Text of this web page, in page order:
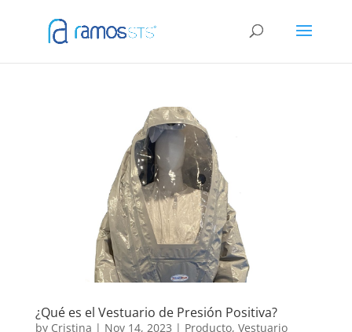
¿Qué es el Vestuario de Presión Positiva?
by Cristina | Nov 14, 2023 | Producto, Vestuario